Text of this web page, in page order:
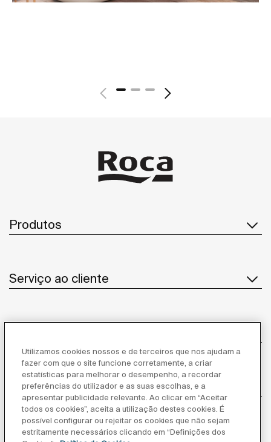
Produtos
Serviço ao cliente
Inspiração
Siga-nos
Utilizamos cookies nossos e de terceiros que nos ajudam a
fazer com que o site funcione corretamente, a criar
estatísticas para melhorar o desempenho, a recordar
preferências do utilizador e as suas escolhas, e a
apresentar publicidade relevante. Ao clicar em “Aceitar
todos os cookies”, aceita a utilização destes cookies. É
possível configurar ou rejeitar os cookies que não sejam
estritamente necessários clicando em “Definições dos